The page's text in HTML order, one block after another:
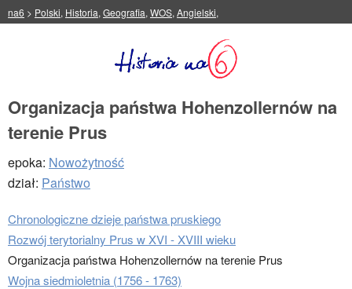
na6 > Polski, Historia, Geografia, WOS, Angielski,
Organizacja państwa Hohenzollernów na
terenie Prus
epoka: Nowożytność
dział: Państwo
Chronologiczne dzieje państwa pruskiego
Rozwój terytorialny Prus w XVI - XVIII wieku
Organizacja państwa Hohenzollernów na terenie Prus
Wojna siedmioletnia (1756 - 1763)